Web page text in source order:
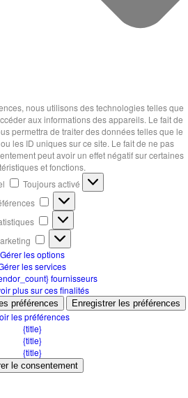
nous utilisons des technologies telles que
aux informations des appareils. Le fait de
permettra de traiter des données telles que le
les ID uniques sur ce site. Le fait de ne pas
peut avoir un effet négatif sur certaines
et fonctions.
Toujours activé
Préférences
Statistiques
Marketing
Gérer les options
les services
fournisseurs
plus sur ces finalités
préférences Enregistrer les préférences
les préférences
{title}
{title}
{title}
le consentement